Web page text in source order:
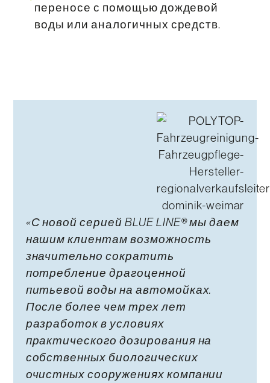
переносе с помощью дождевой
воды или аналогичных средств.
«С новой серией BLUE LINE® мы даем
нашим клиентам возможность
значительно сократить
потребление драгоценной
питьевой воды на автомойках.
После более чем трех лет
разработок в условиях
практического дозирования на
собственных биологических
очистных сооружениях компании